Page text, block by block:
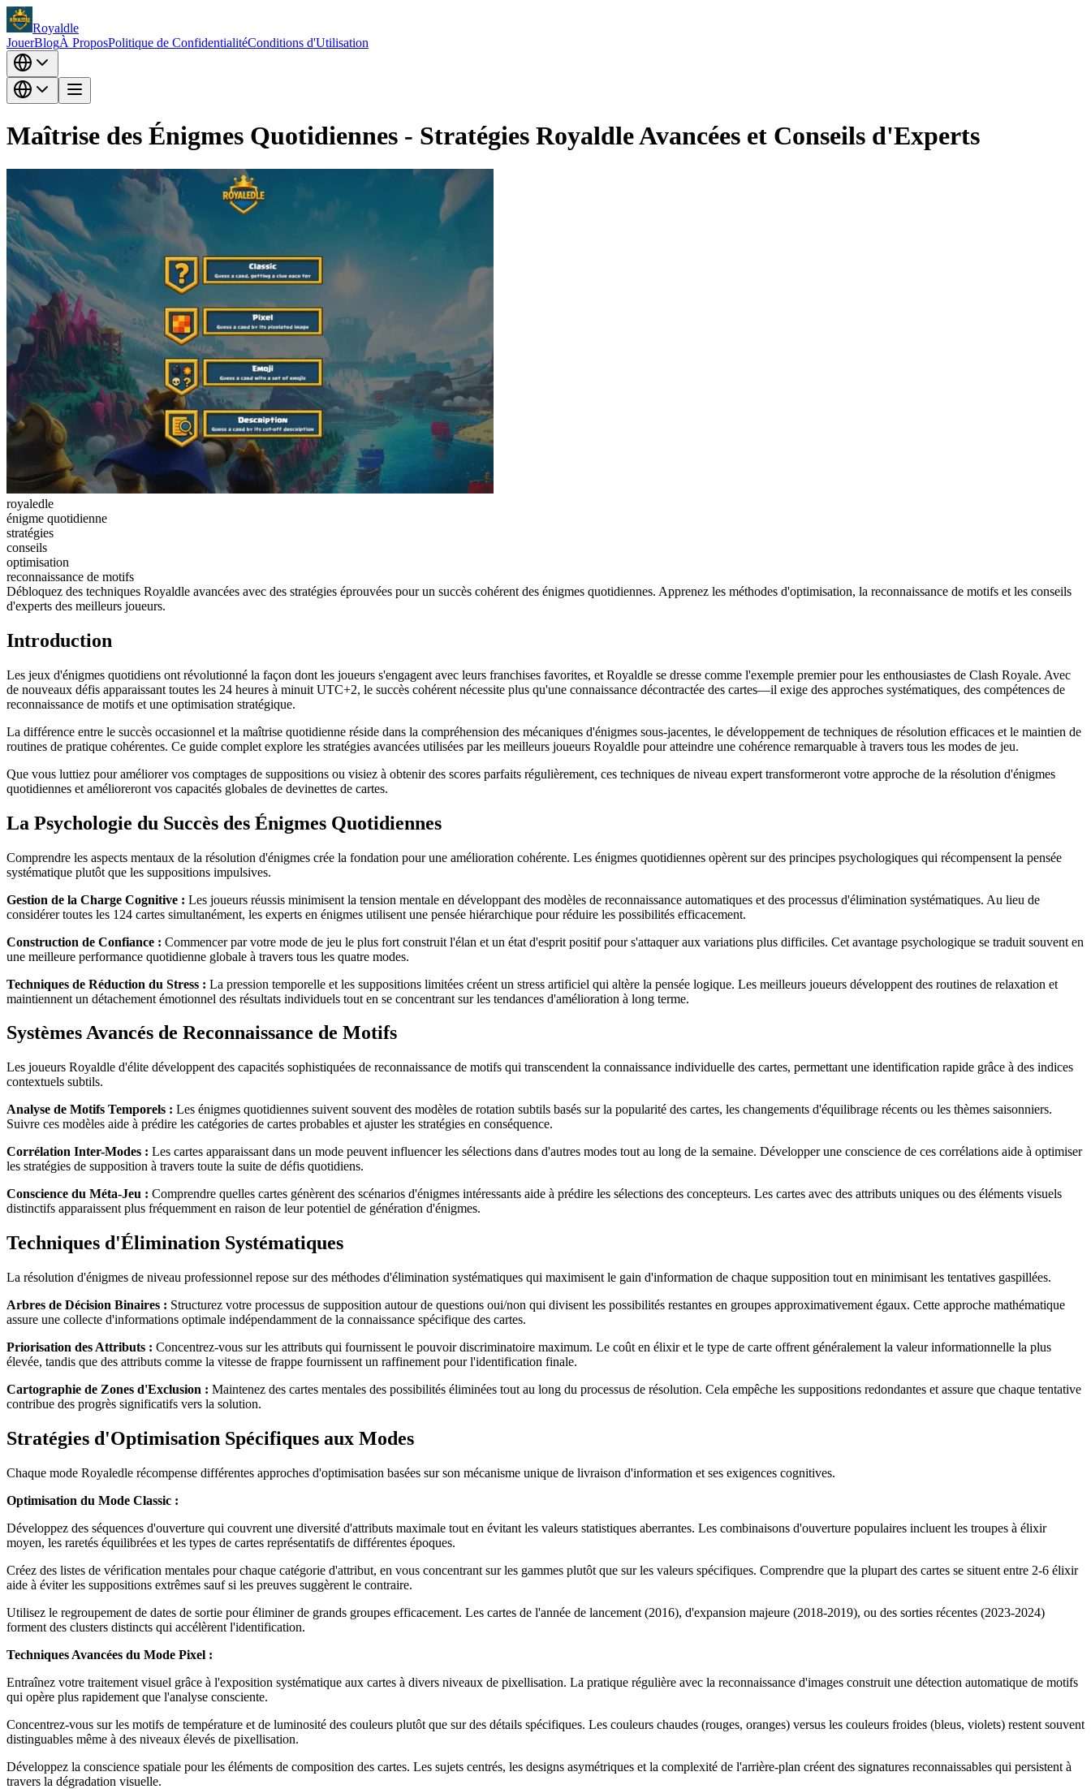
Royaldle
JouerBlogÀ ProposPolitique de ConfidentialitéConditions d'Utilisation
Maîtrise des Énigmes Quotidiennes - Stratégies Royaldle Avancées et Conseils d'Experts
royaledle
énigme quotidienne
stratégies
conseils
optimisation
reconnaissance de motifs
Débloquez des techniques Royaldle avancées avec des stratégies éprouvées pour un succès cohérent des énigmes quotidiennes. Apprenez les méthodes d'optimisation, la reconnaissance de motifs et les conseils
d'experts des meilleurs joueurs.
Introduction
Les jeux d'énigmes quotidiens ont révolutionné la façon dont les joueurs s'engagent avec leurs franchises favorites, et Royaldle se dresse comme l'exemple premier pour les enthousiastes de Clash Royale. Avec
de nouveaux défis apparaissant toutes les 24 heures à minuit UTC+2, le succès cohérent nécessite plus qu'une connaissance décontractée des cartes—il exige des approches systématiques, des compétences de
reconnaissance de motifs et une optimisation stratégique.
La différence entre le succès occasionnel et la maîtrise quotidienne réside dans la compréhension des mécaniques d'énigmes sous-jacentes, le développement de techniques de résolution efficaces et le maintien de
routines de pratique cohérentes. Ce guide complet explore les stratégies avancées utilisées par les meilleurs joueurs Royaldle pour atteindre une cohérence remarquable à travers tous les modes de jeu.
Que vous luttiez pour améliorer vos comptages de suppositions ou visiez à obtenir des scores parfaits régulièrement, ces techniques de niveau expert transformeront votre approche de la résolution d'énigmes
quotidiennes et amélioreront vos capacités globales de devinettes de cartes.
La Psychologie du Succès des Énigmes Quotidiennes
Comprendre les aspects mentaux de la résolution d'énigmes crée la fondation pour une amélioration cohérente. Les énigmes quotidiennes opèrent sur des principes psychologiques qui récompensent la pensée
systématique plutôt que les suppositions impulsives.
Gestion de la Charge Cognitive : Les joueurs réussis minimisent la tension mentale en développant des modèles de reconnaissance automatiques et des processus d'élimination systématiques. Au lieu de
considérer toutes les 124 cartes simultanément, les experts en énigmes utilisent une pensée hiérarchique pour réduire les possibilités efficacement.
Construction de Confiance : Commencer par votre mode de jeu le plus fort construit l'élan et un état d'esprit positif pour s'attaquer aux variations plus difficiles. Cet avantage psychologique se traduit souvent en
une meilleure performance quotidienne globale à travers tous les quatre modes.
Techniques de Réduction du Stress : La pression temporelle et les suppositions limitées créent un stress artificiel qui altère la pensée logique. Les meilleurs joueurs développent des routines de relaxation et
maintiennent un détachement émotionnel des résultats individuels tout en se concentrant sur les tendances d'amélioration à long terme.
Systèmes Avancés de Reconnaissance de Motifs
Les joueurs Royaldle d'élite développent des capacités sophistiquées de reconnaissance de motifs qui transcendent la connaissance individuelle des cartes, permettant une identification rapide grâce à des indices
contextuels subtils.
Analyse de Motifs Temporels : Les énigmes quotidiennes suivent souvent des modèles de rotation subtils basés sur la popularité des cartes, les changements d'équilibrage récents ou les thèmes saisonniers.
Suivre ces modèles aide à prédire les catégories de cartes probables et ajuster les stratégies en conséquence.
Corrélation Inter-Modes : Les cartes apparaissant dans un mode peuvent influencer les sélections dans d'autres modes tout au long de la semaine. Développer une conscience de ces corrélations aide à optimiser
les stratégies de supposition à travers toute la suite de défis quotidiens.
Conscience du Méta-Jeu : Comprendre quelles cartes génèrent des scénarios d'énigmes intéressants aide à prédire les sélections des concepteurs. Les cartes avec des attributs uniques ou des éléments visuels
distinctifs apparaissent plus fréquemment en raison de leur potentiel de génération d'énigmes.
Techniques d'Élimination Systématiques
La résolution d'énigmes de niveau professionnel repose sur des méthodes d'élimination systématiques qui maximisent le gain d'information de chaque supposition tout en minimisant les tentatives gaspillées.
Arbres de Décision Binaires : Structurez votre processus de supposition autour de questions oui/non qui divisent les possibilités restantes en groupes approximativement égaux. Cette approche mathématique
assure une collecte d'informations optimale indépendamment de la connaissance spécifique des cartes.
Priorisation des Attributs : Concentrez-vous sur les attributs qui fournissent le pouvoir discriminatoire maximum. Le coût en élixir et le type de carte offrent généralement la valeur informationnelle la plus
élevée, tandis que des attributs comme la vitesse de frappe fournissent un raffinement pour l'identification finale.
Cartographie de Zones d'Exclusion : Maintenez des cartes mentales des possibilités éliminées tout au long du processus de résolution. Cela empêche les suppositions redondantes et assure que chaque tentative
contribue des progrès significatifs vers la solution.
Stratégies d'Optimisation Spécifiques aux Modes
Chaque mode Royaledle récompense différentes approches d'optimisation basées sur son mécanisme unique de livraison d'information et ses exigences cognitives.
Optimisation du Mode Classic :
Développez des séquences d'ouverture qui couvrent une diversité d'attributs maximale tout en évitant les valeurs statistiques aberrantes. Les combinaisons d'ouverture populaires incluent les troupes à élixir
moyen, les raretés équilibrées et les types de cartes représentatifs de différentes époques.
Créez des listes de vérification mentales pour chaque catégorie d'attribut, en vous concentrant sur les gammes plutôt que sur les valeurs spécifiques. Comprendre que la plupart des cartes se situent entre 2-6 élixir
aide à éviter les suppositions extrêmes sauf si les preuves suggèrent le contraire.
Utilisez le regroupement de dates de sortie pour éliminer de grands groupes efficacement. Les cartes de l'année de lancement (2016), d'expansion majeure (2018-2019), ou des sorties récentes (2023-2024)
forment des clusters distincts qui accélèrent l'identification.
Techniques Avancées du Mode Pixel :
Entraînez votre traitement visuel grâce à l'exposition systématique aux cartes à divers niveaux de pixellisation. La pratique régulière avec la reconnaissance d'images construit une détection automatique de motifs
qui opère plus rapidement que l'analyse consciente.
Concentrez-vous sur les motifs de température et de luminosité des couleurs plutôt que sur des détails spécifiques. Les couleurs chaudes (rouges, oranges) versus les couleurs froides (bleus, violets) restent souvent
distinguables même à des niveaux élevés de pixellisation.
Développez la conscience spatiale pour les éléments de composition des cartes. Les sujets centrés, les designs asymétriques et la complexité de l'arrière-plan créent des signatures reconnaissables qui persistent à
travers la dégradation visuelle.